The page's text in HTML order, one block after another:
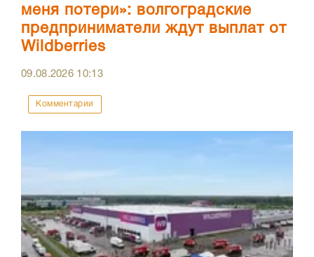
меня потери»: волгоградские
предприниматели ждут выплат от
Wildberries
09.08.2026 10:13
Комментарии